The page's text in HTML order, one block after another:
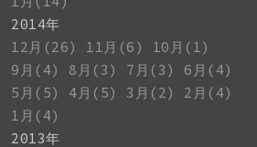
2014年
12月(26)
11月(6)
10月(1)
9月(4)
8月(3) 7月(3)
6月(4)
5月(5)
4月(5) 3月(2)
2月(4)
1月(4)
2013年